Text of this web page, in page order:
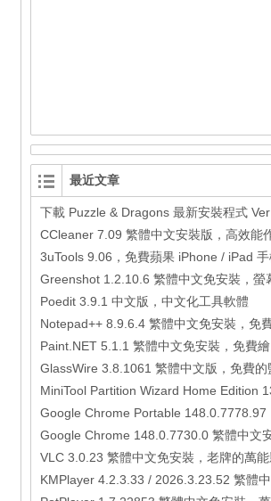
最近文章
Poedit 3.9.1 中文版，中文化工具軟體